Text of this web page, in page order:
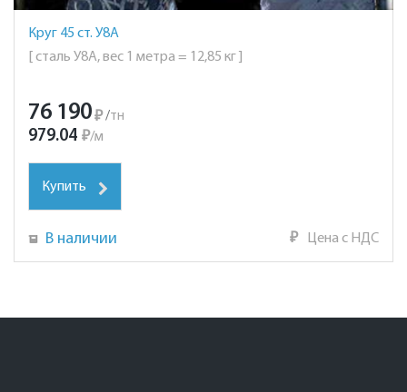
Круг 45 ст. У8А
[ сталь У8А, вес 1 метра = 12,85 кг ]
76 190₽ /тн
979.04 ₽/м
Купить
В наличии ₽ Цена с НДС